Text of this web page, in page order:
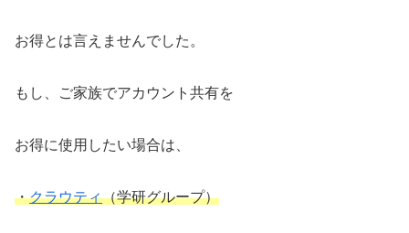
お得とは言えませんでした。
もし、ご家族でアカウント共有を
お得に使用したい場合は、
・クラウティ（学研グループ）